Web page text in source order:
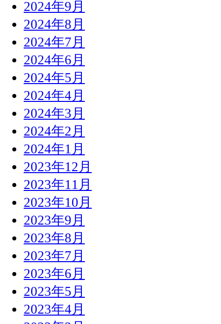
2024年9月
2024年8月
2024年7月
2024年6月
2024年5月
2024年4月
2024年3月
2024年2月
2024年1月
2023年12月
2023年11月
2023年10月
2023年9月
2023年8月
2023年7月
2023年6月
2023年5月
2023年4月